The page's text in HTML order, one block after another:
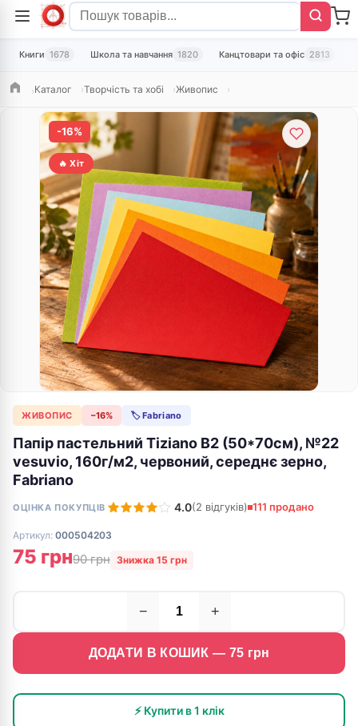
Книги 1678 Школа та навчання 1820 Канцтовари та офіс 2813
ГоловнаКаталог Творчість та хобі Живопис
-16%
🔥 Хіт
ЖИВОПИС −16% 🏷 Fabriano
Папір пастельний Tiziano B2 (50*70см), №22
vesuvio, 160г/м2, червоний, середнє зерно,
Fabriano
ОЦІНКА ПОКУПЦІВ 4.0(2 відгуків) 111 продано
Артикул: 000504203
75 грн90 грн Знижка 15 грн
− +
ДОДАТИ В КОШИК — 75 грн
⚡ Купити в 1 клік